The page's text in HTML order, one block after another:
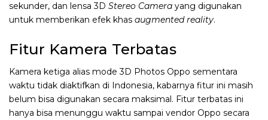
sekunder, dan lensa 3D Stereo Camera yang digunakan
untuk memberikan efek khas augmented reality.
Fitur Kamera Terbatas
Kamera ketiga alias mode 3D Photos Oppo sementara
waktu tidak diaktifkan di Indonesia, kabarnya fitur ini masih
belum bisa digunakan secara maksimal. Fitur terbatas ini
hanya bisa menunggu waktu sampai vendor Oppo secara